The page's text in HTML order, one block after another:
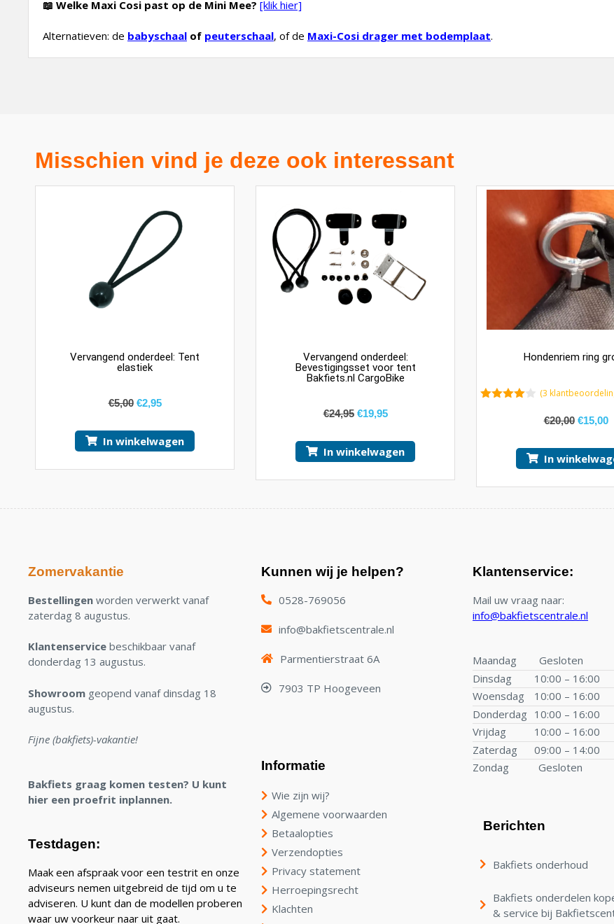
📖 Welke Maxi Cosi past op de Mini Mee? [klik hier]
Alternatieven: de babyschaal of peuterschaal, of de Maxi-Cosi drager met bodemplaat.
Misschien vind je deze ook interessant
Vervangend onderdeel: Tent
elastiek
€5,00 €2,95
In winkelwagen
Vervangend onderdeel:
Bevestigingsset voor tent
Bakfiets.nl CargoBike
€24,95 €19,95
In winkelwagen
Hondenriem ring
(3
€20,00 €15,00
In
Zomervakantie
Bestellingen worden verwerkt vanaf
zaterdag 8 augustus.
Klantenservice beschikbaar vanaf
donderdag 13 augustus.
Showroom geopend vanaf dinsdag 18
augustus.
Fijne (bakfiets)-vakantie!
Bakfiets graag komen testen? U kunt
hier een proefrit inplannen.
Testdagen:
Maak een afspraak voor een testrit en onze
adviseurs nemen uitgebreid de tijd om u te
adviseren. U kunt dan de modellen proberen
waar uw voorkeur naar uit gaat.
Kunnen wij je helpen?
0528-769056
info@bakfietscentrale.nl
Parmentierstraat 6A
7903 TP Hoogeveen
Informatie
Wie zijn wij?
Algemene voorwaarden
Betaalopties
Verzendopties
Privacy statement
Herroepingsrecht
Klachten
Klantenservice:
Mail uw vraag naar:
info@bakfietscentrale.nl
Maandag
Gesloten
Dinsdag
10:00 – 16:00
Woensdag
10:00 – 16:00
Donderdag 10:00 – 16:00
Vrijdag
10:00 – 16:00
Zaterdag
09:00 – 14:00
Zondag
Gesloten
Berichten
Bakfiets onderhoud
Bakfiets onderdelen
& service bij